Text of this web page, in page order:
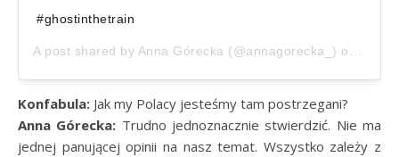
#ghostinthetrain
A post shared by Anna Górecka (@annagorecka_) on
Konfabula: Jak my Polacy jesteśmy tam postrzegani?
Anna Górecka: Trudno jednoznacznie stwierdzić. Nie ma
jednej panującej opinii na nasz temat. Wszystko zależy z